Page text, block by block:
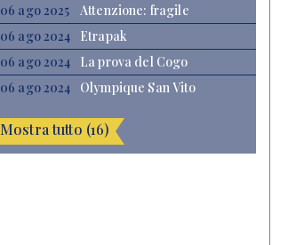
06 ago 2025
Attenzione: fragile
06 ago 2024
Etrapak
06 ago 2024
La prova del Cogo
06 ago 2024
Olympique San Vito
Mostra tutto (16)